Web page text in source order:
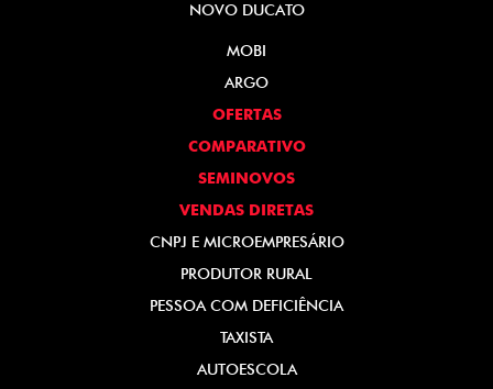
NOVO DUCATO
MOBI
ARGO
OFERTAS
COMPARATIVO
SEMINOVOS
VENDAS DIRETAS
CNPJ E MICROEMPRESÁRIO
PRODUTOR RURAL
PESSOA COM DEFICIÊNCIA
TAXISTA
AUTOESCOLA